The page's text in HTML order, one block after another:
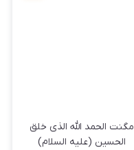
مگنت الحمد الله الذی خلق
الحسین (علیه السلام)